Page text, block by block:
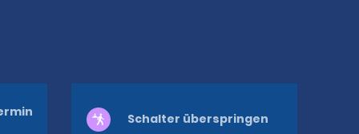
Schalter überspringen